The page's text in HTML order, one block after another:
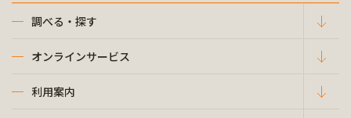
調べる・探す
オンラインサービス
利用案内